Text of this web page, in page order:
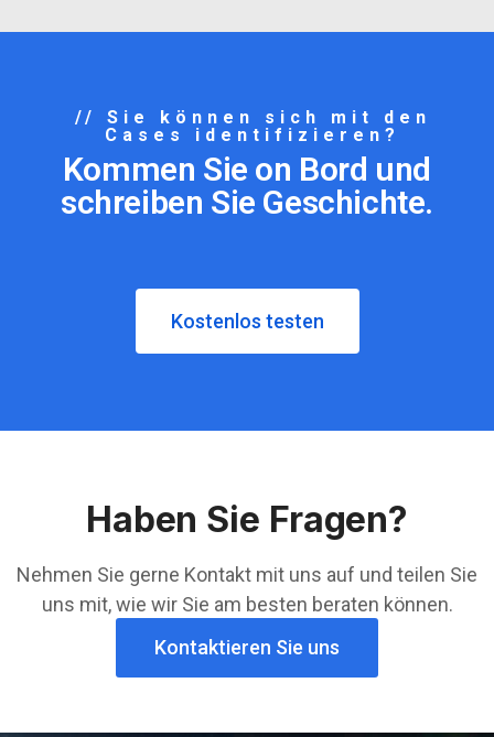
// Sie können sich mit den
Cases identifizieren?
Kommen Sie on Bord und
schreiben Sie Geschichte.
Kostenlos testen
Haben Sie Fragen?
Nehmen Sie gerne Kontakt mit uns auf und teilen Sie
uns mit, wie wir Sie am besten beraten können.
Kontaktieren Sie uns